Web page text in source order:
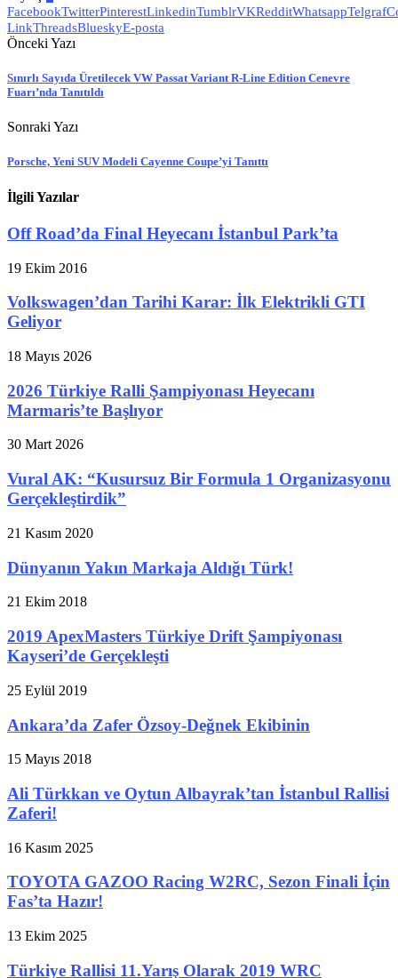
FacebookTwitterPinterestLinkedinTumblrVKRedditWhatsappTelgraf
LinkThreadsBlueskyE-posta
Önceki Yazı
Sınırlı Sayıda Üretilecek VW Passat Variant R-Line Edition Cenevre
Fuarı’nda Tanıtıldı
Sonraki Yazı
Porsche, Yeni SUV Modeli Cayenne Coupe’yi Tanıttı
İlgili Yazılar
Off Road’da Final Heyecanı İstanbul Park’ta
19 Ekim 2016
Volkswagen’dan Tarihi Karar: İlk Elektrikli GTI
Geliyor
18 Mayıs 2026
2026 Türkiye Ralli Şampiyonası Heyecanı
Marmaris’te Başlıyor
30 Mart 2026
Vural AK: “Kusursuz Bir Formula 1 Organizasyonu
Gerçekleştirdik”
21 Kasım 2020
Dünyanın Yakın Markaja Aldığı Türk!
21 Ekim 2018
2019 ApexMasters Türkiye Drift Şampiyonası
Kayseri’de Gerçekleşti
25 Eylül 2019
Ankara’da Zafer Özsoy-Değnek Ekibinin
15 Mayıs 2018
Ali Türkkan ve Oytun Albayrak’tan İstanbul Rallisi
Zaferi!
16 Kasım 2025
TOYOTA GAZOO Racing W2RC, Sezon Finali İçin
Fas’ta Hazır!
13 Ekim 2025
Türkiye Rallisi 11.Yarış Olarak 2019 WRC